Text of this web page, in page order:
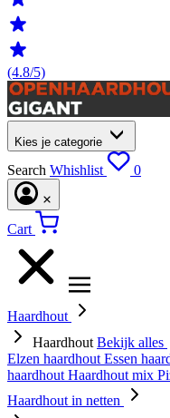
(4.8/5)
Kies je categorie
Search Whishlist 0
Cart
Haardhout
Haardhout Bekijk alles
Elzen haardhout Essen
haardhout Haardhout mix
Haardhout in netten